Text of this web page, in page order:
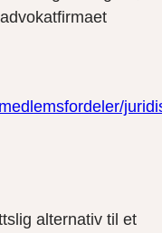
alternativ til et